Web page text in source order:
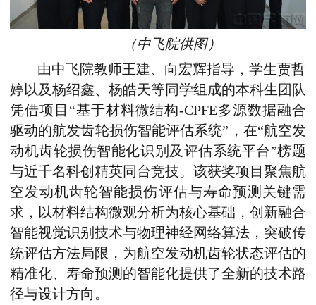
（中飞院供图）
由中飞院教师王建、向宏辉指导，学生贾哲
婷以及杨绍鑫、杨皓天等同学组成的本科生团队
凭借项目“基于材料微结构-CPFE多源数据融合
驱动的航发齿轮损伤智能评估系统”，在“航空发
动机齿轮损伤智能化识别及评估系统平台”榜题
与近千名科创精英同台竞技。该获奖项目聚焦航
空发动机齿轮智能损伤评估与寿命预测关键需
求，以材料结构微观分析为核心基础，创新融合
智能视觉识别技术与物理神经网络算法，突破传
统评估方法局限，为航空发动机齿轮状态评估的
精准化、寿命预测的智能化提供了全新的技术路
径与设计方向。